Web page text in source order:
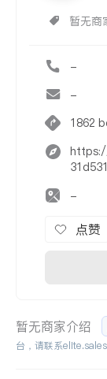
暂无商
-
-
1862
-
点赞
暂无商家介绍
台，请联系